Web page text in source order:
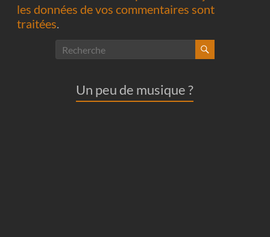
les données de vos commentaires sont
traitées.
Un peu de musique ?